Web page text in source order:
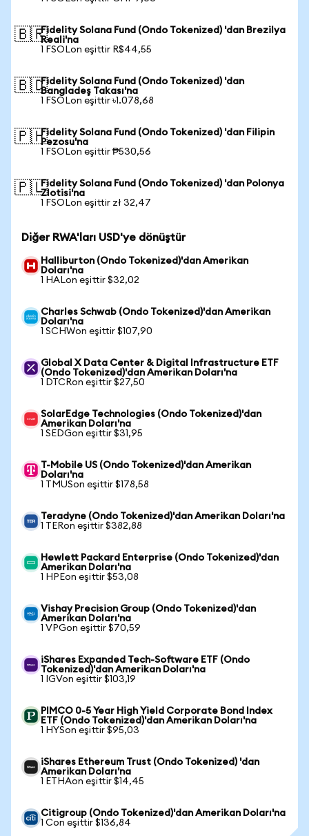
🇧🇷Fidelity Solana Fund (Ondo Tokenized) 'dan Brezilya
Reali'na
1 FSOLon eşittir R$44,55
🇧🇩Fidelity Solana Fund (Ondo Tokenized) 'dan
Bangladeş Takası'na
1 FSOLon eşittir ৳1.078,68
🇵🇭Fidelity Solana Fund (Ondo Tokenized) 'dan Filipin
Pezosu'na
1 FSOLon eşittir ₱530,56
🇵🇱Fidelity Solana Fund (Ondo Tokenized) 'dan Polonya
Zlotisi'na
1 FSOLon eşittir zł 32,47
Diğer RWA'ları USD'ye dönüştür
Halliburton (Ondo Tokenized)'dan Amerikan
Doları'na
1 HALon eşittir $32,02
Charles Schwab (Ondo Tokenized)'dan Amerikan
Doları'na
1 SCHWon eşittir $107,90
Global X Data Center & Digital Infrastructure ETF
(Ondo Tokenized)'dan Amerikan Doları'na
1 DTCRon eşittir $27,50
SolarEdge Technologies (Ondo Tokenized)'dan
Amerikan Doları'na
1 SEDGon eşittir $31,95
T-Mobile US (Ondo Tokenized)'dan Amerikan
Doları'na
1 TMUSon eşittir $178,58
Teradyne (Ondo Tokenized)'dan Amerikan Doları'na
1 TERon eşittir $382,88
Hewlett Packard Enterprise (Ondo Tokenized)'dan
Amerikan Doları'na
1 HPEon eşittir $53,08
Vishay Precision Group (Ondo Tokenized)'dan
Amerikan Doları'na
1 VPGon eşittir $70,59
iShares Expanded Tech-Software ETF (Ondo
Tokenized)'dan Amerikan Doları'na
1 IGVon eşittir $103,19
PIMCO 0-5 Year High Yield Corporate Bond Index
ETF (Ondo Tokenized)'dan Amerikan Doları'na
1 HYSon eşittir $95,03
iShares Ethereum Trust (Ondo Tokenized) 'dan
Amerikan Doları'na
1 ETHAon eşittir $14,45
Citigroup (Ondo Tokenized)'dan Amerikan Doları'na
1 Con eşittir $136,84